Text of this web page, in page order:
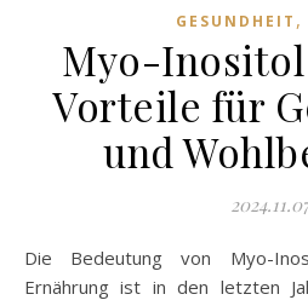
GESUNDHEIT ,
Myo-
Vorteile für
und
Die Bedeutung von Myo-Inositol in der modernen
Ernährung ist in den letzten